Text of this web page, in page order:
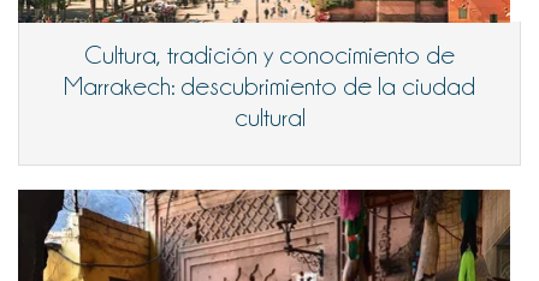
Cultura, tradición y conocimiento de
Marrakech: descubrimiento de la ciudad
cultural